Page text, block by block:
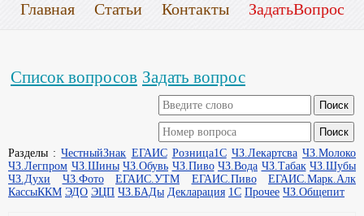
Главная Статьи Контакты ЗадатьВопрос
Список вопросов Задать вопрос
Разделы :ЧестныйЗнак ЕГАИС Розница1С ЧЗ.Лекартсва ЧЗ.Молоко
ЧЗ.Легпром ЧЗ.Шины ЧЗ.Обувь ЧЗ.Пиво ЧЗ.Вода ЧЗ.Табак ЧЗ.Шубы
ЧЗ.Духи
ЧЗ.Фото ЕГАИС.УТМ ЕГАИС.Пиво
ЕГАИС.Марк.Алк
КассыККМ ЭДО ЭЦП ЧЗ.БАДы Декларация 1С Прочее ЧЗ.Общепит